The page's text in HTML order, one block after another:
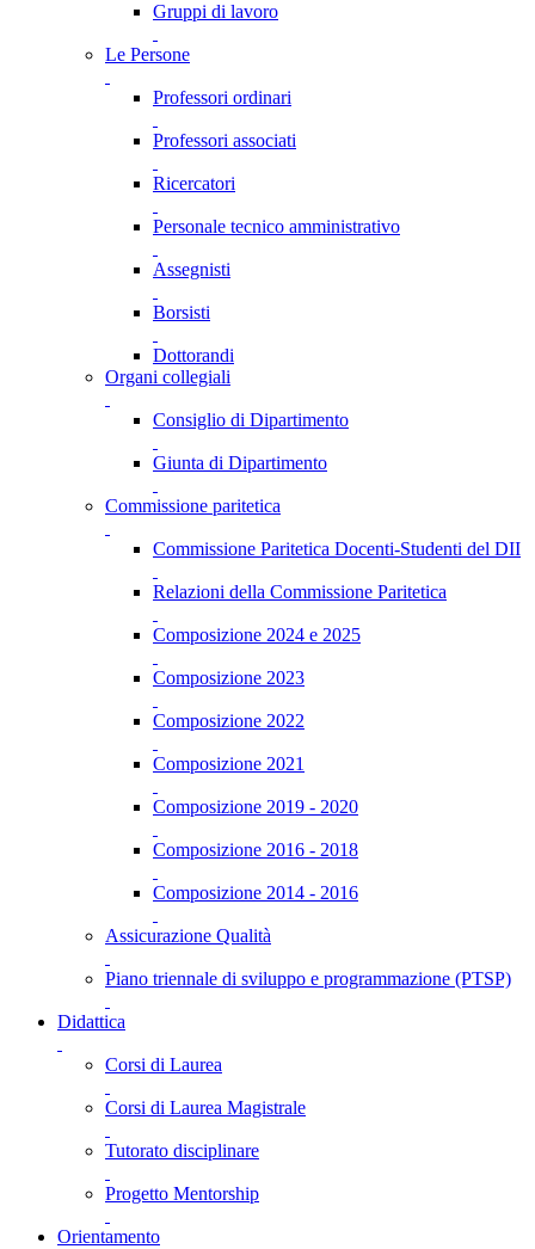
Gruppi di lavoro
Le Persone
Professori ordinari
Professori associati
Ricercatori
Personale tecnico amministrativo
Assegnisti
Borsisti
Dottorandi
Organi collegiali
Consiglio di Dipartimento
Giunta di Dipartimento
Commissione paritetica
Commissione Paritetica Docenti-Studenti del DII
Relazioni della Commissione Paritetica
Composizione 2024 e 2025
Composizione 2023
Composizione 2022
Composizione 2021
Composizione 2019 - 2020
Composizione 2016 - 2018
Composizione 2014 - 2016
Assicurazione Qualità
Piano triennale di sviluppo e programmazione (PTSP)
Didattica
Corsi di Laurea
Corsi di Laurea Magistrale
Tutorato disciplinare
Progetto Mentorship
Orientamento